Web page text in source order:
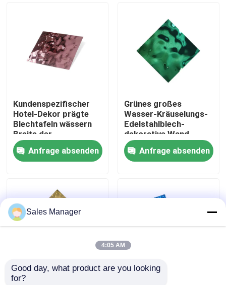
Videos
Fabrik Tour
Qualitätskontrolle
Nachrichten
Referenzen
Kundenspezifischer
Hotel-Dekor prägte
Blechtafeln wässern
Breite der
Kräuselungs-rostfreie
Platten-1000mm
Anfrage absenden
Grünes großes
Wasser-Kräuselungs-
Edelstahlblech-
dekorative Wand-
Verschleißfestigkeits-
PlattenAnfrage absenden
0.25mm
Sales Manager
4:05 AM
Good day, what product are you looking
for?